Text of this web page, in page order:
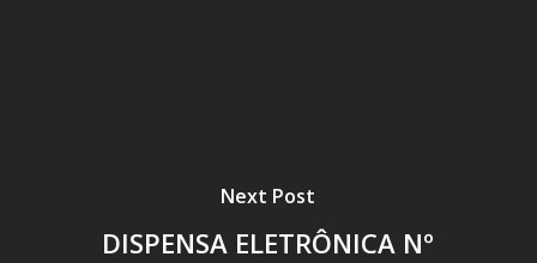
Next Post
DISPENSA ELETRÔNICA Nº